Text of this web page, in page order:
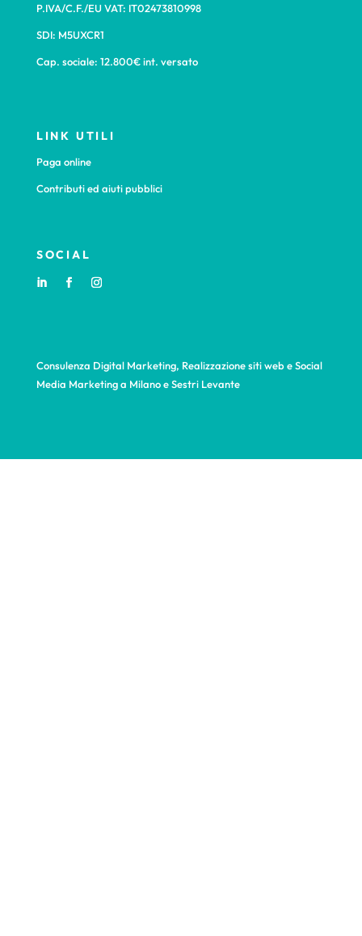
P.IVA/C.F./EU VAT: IT02473810998
SDI: M5UXCR1
Cap. sociale: 12.800€ int. versato
LINK UTILI
Paga online
Contributi ed aiuti pubblici
SOCIAL
Consulenza Digital Marketing, Realizzazione siti web e Social
Media Marketing a Milano e Sestri Levante